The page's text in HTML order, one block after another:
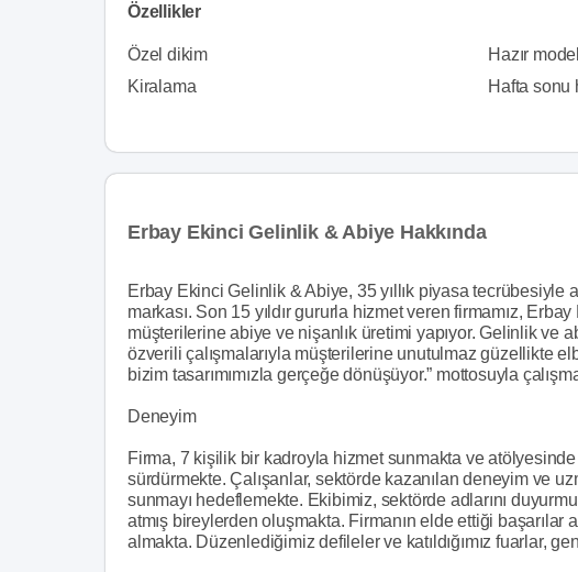
Özellikler
Özel dikim
Hazır model
Kiralama
Hafta sonu
Erbay Ekinci Gelinlik & Abiye Hakkında
Erbay Ekinci Gelinlik & Abiye, 35 yıllık piyasa tecrübesiyle
markası. Son 15 yıldır gururla hizmet veren firmamız,
müşterilerine abiye ve nişanlık üretimi yapıyor. Gelinlik ve
özverili çalışmalarıyla müşterilerine unutulmaz güzellikte
bizim tasarımımızla gerçeğe dönüşüyor.” mottosuyla
Deneyim
Firma, 7 kişilik bir kadroyla hizmet sunmakta ve atölyesinde
sürdürmekte. Çalışanlar, sektörde kazanılan deneyim ve
sunmayı hedeflemekte. Ekibimiz, sektörde adlarını
atmış bireylerden oluşmakta. Firmanın elde ettiği
almakta. Düzenlediğimiz defileler ve katıldığımız fuarlar,